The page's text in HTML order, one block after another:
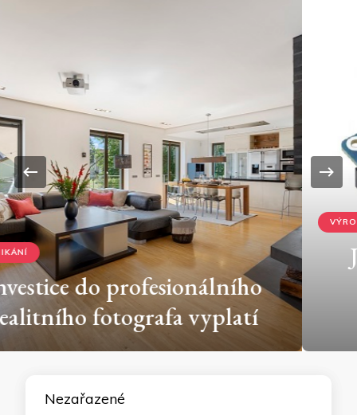
VÝROBKY
Jak mikrokontroléry mění
způsob, jakým se učíme
programovat?
Nezařazené